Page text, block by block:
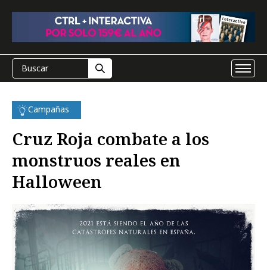
Campañas
Cruz Roja combate a los
monstruos reales en
Halloween